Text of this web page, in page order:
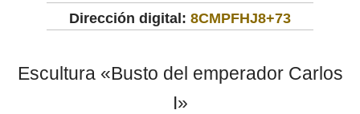
Dirección digital: 8CMPFHJ8+73
Escultura «Busto del emperador Carlos
I»